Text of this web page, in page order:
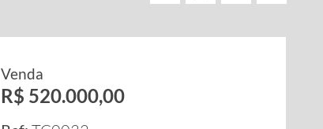
Venda
R$ 520.000,00